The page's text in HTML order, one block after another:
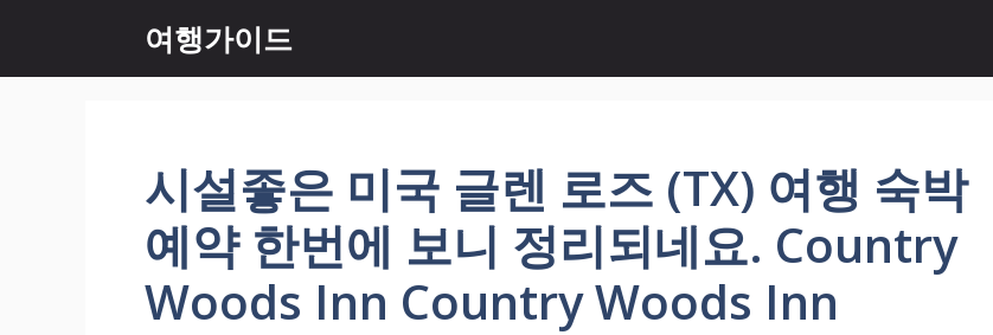
츠
여행가이드
시설좋은 미국 글렌 로즈 (TX) 여행 숙박
예약 한번에 보니 정리되네요. Country
Woods Inn Country Woods Inn